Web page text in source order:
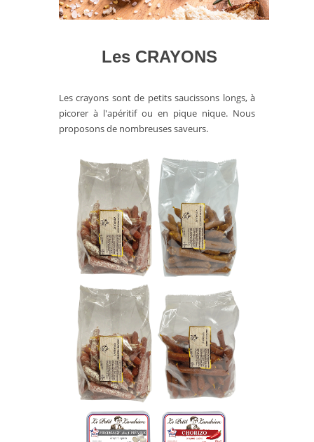
Les CRAYONS
Les crayons sont de petits saucissons longs, à
picorer à l'apéritif ou en pique nique. Nous
proposons de nombreuses saveurs.